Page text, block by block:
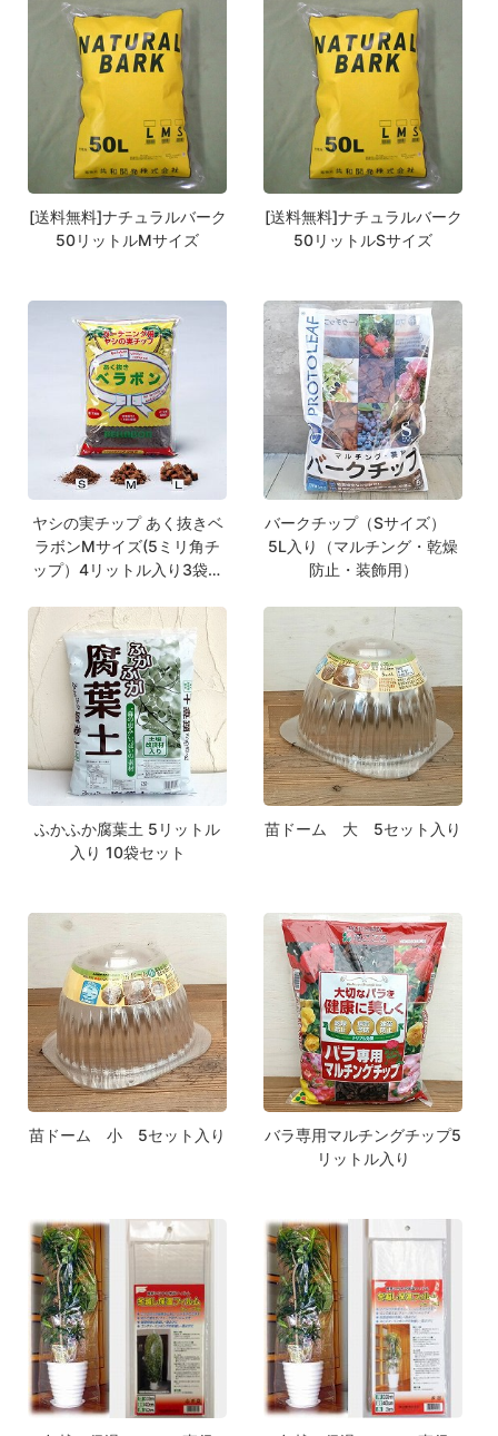
[送料無料]ナチュラルバーク
50リットルMサイズ
[送料無料]ナチュラルバーク
50リットルSサイズ
ヤシの実チップ あく抜きベ
ラボンMサイズ(5ミリ角チ
ップ）4リットル入り3袋セ
バークチップ（Sサイズ）
5L入り（マルチング・乾燥
防止・装飾用）
ふかふか腐葉土 5リットル
入り 10袋セット
苗ドーム 大 5セット入り
苗ドーム 小 5セット入り
バラ専用マルチングチップ5
リットル入り